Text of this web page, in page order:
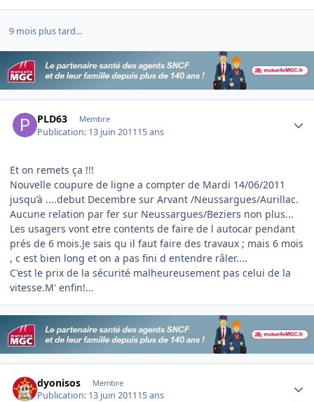
9 mois plus tard...
PLD63 Membre
Publication: 13 juin 201115 ans
Et on remets ça !!!
Nouvelle coupure de ligne a compter de Mardi 14/06/2011
jusqu’à ....debut Decembre sur Arvant /Neussargues/Aurillac.
Aucune relation par fer sur Neussargues/Beziers non plus...
Les usagers vont etre contents de faire de l autocar pendant
prés de 6 mois.Je sais qu il faut faire des travaux ; mais 6 mois
, c est bien long et on a pas fini d entendre râler....
C'est le prix de la sécurité malheureusement pas celui de la
vitesse.M' enfin!...
dyonisos Membre
Publication: 13 juin 201115 ans